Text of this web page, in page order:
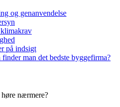
og genanvendelse
på indsigt
man det bedste byggefirma?
høre nærmere?